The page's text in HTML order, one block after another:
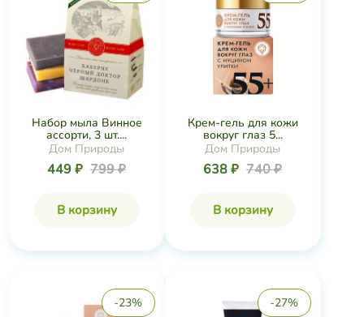
Набор мыла Винное
ассорти, 3 шт....
Дом Природы
449 ₽ 799 ₽
В корзину
Крем-гель для кожи
вокруг глаз 5...
Дом Природы
638 ₽ 740 ₽
В корзину
-23% -27%